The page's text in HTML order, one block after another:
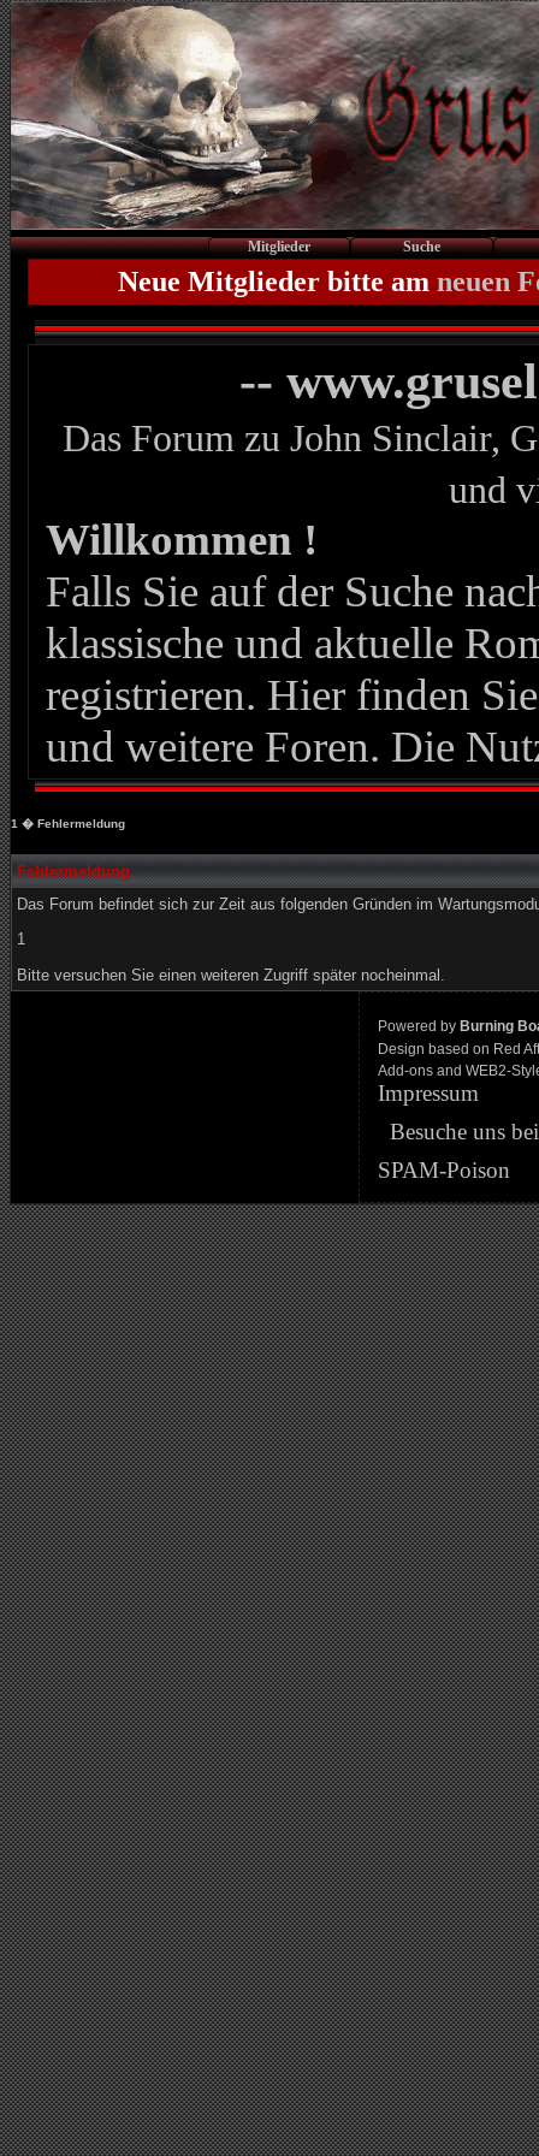
Mitglieder Suche
Neue Mitglieder bitte am neuen
--
Das Forum zu John Sinclair,
und
Willkommen !
Falls Sie auf der Suche
klassische und aktuelle
registrieren. Hier finden
und weitere Foren. Die
1 � Fehlermeldung
Fehlermeldung
Das Forum befindet sich zur Zeit aus folgenden Gründen im
1
Bitte versuchen Sie einen weiteren Zugriff später nocheinmal.
Powered by Burning
Design based on Red
Add-ons and WEB2-
Impressum
Besuche uns
SPAM-Poison